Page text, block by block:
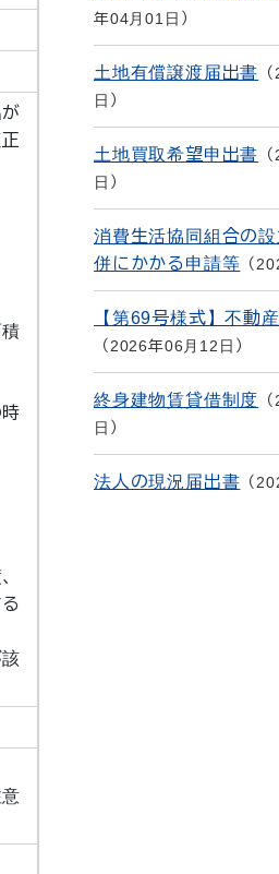
年04月01日
土地有償譲渡届出書
日
土地買取希望申出書
日
消費生活協同組合の
併にかかる申請等
【第69号様式】不動
2026年06月12日
終身建物賃貸借制度
日
法人の現況届出書